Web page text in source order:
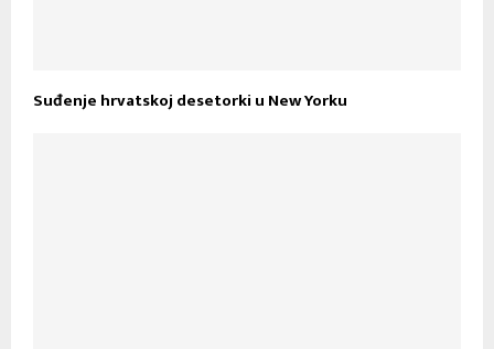
Suđenje hrvatskoj desetorki u New Yorku